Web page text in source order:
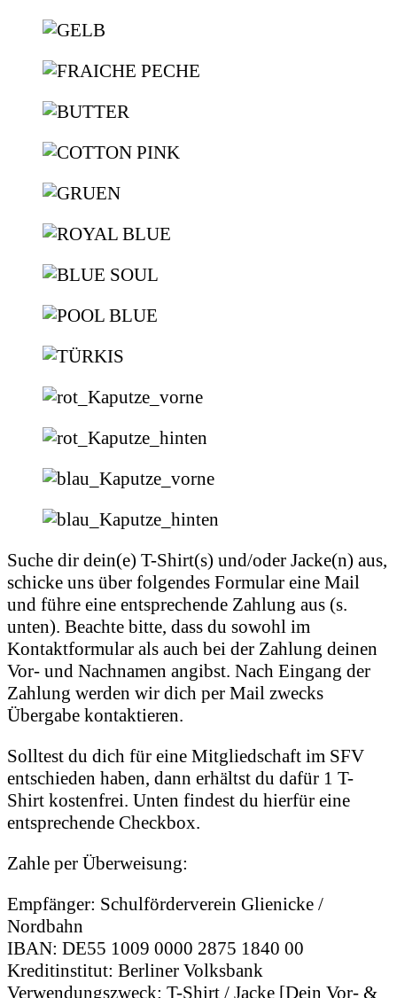
Suche dir dein(e) T-Shirt(s) und/oder Jacke(n) aus,
schicke uns über folgendes Formular eine Mail
und führe eine entsprechende Zahlung aus (s.
unten). Beachte bitte, dass du sowohl im
Kontaktformular als auch bei der Zahlung deinen
Vor- und Nachnamen angibst. Nach Eingang der
Zahlung werden wir dich per Mail zwecks
Übergabe kontaktieren.
Solltest du dich für eine Mitgliedschaft im SFV
entschieden haben, dann erhältst du dafür 1 T-
Shirt kostenfrei. Unten findest du hierfür eine
entsprechende Checkbox.
Zahle per Überweisung:
Empfänger: Schulförderverein Glienicke /
Nordbahn
IBAN: DE55 1009 0000 2875 1840 00
Kreditinstitut: Berliner Volksbank
Verwendungszweck: T-Shirt / Jacke [Dein Vor- &